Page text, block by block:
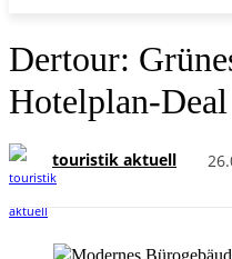
Dertour:
Hotelplan-Deal
touristik aktuell